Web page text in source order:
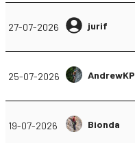
27-07-2026 jurif
25-07-2026 AndrewKP
19-07-2026 Bionda